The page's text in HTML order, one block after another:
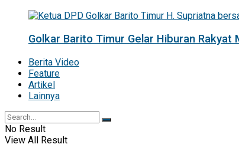
Golkar Barito Timur Gelar Hiburan
Berita Video
Feature
Artikel
Lainnya
No Result
View All Result